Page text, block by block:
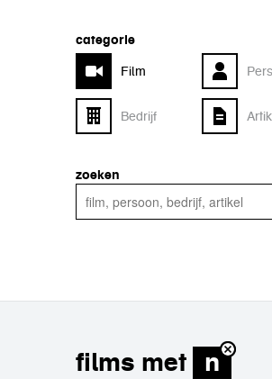
categorie
Film
Bedrijf
zoeken
films met n